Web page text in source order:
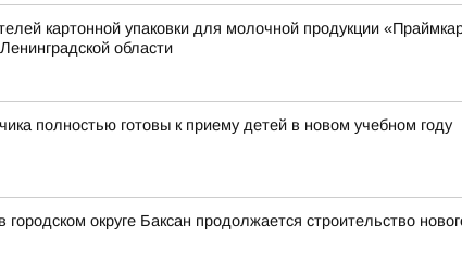
картонной упаковки для молочной продукции
области
полностью готовы к приему детей в новом учебном году
округе Баксан продолжается строительство